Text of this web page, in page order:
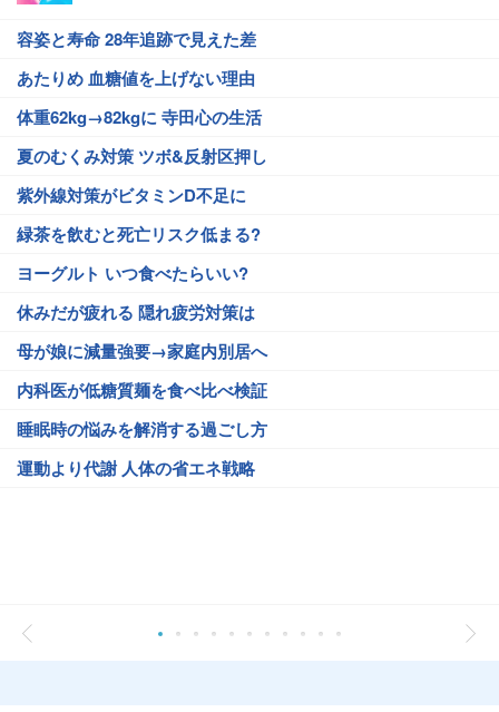
容姿と寿命 28年追跡で見えた差
あたりめ 血糖値を上げない理由
体重62kg→82kgに 寺田心の生活
夏のむくみ対策 ツボ&反射区押し
紫外線対策がビタミンD不足に
緑茶を飲むと死亡リスク低まる?
ヨーグルト いつ食べたらいい?
休みだが疲れる 隠れ疲労対策は
母が娘に減量強要→家庭内別居へ
内科医が低糖質麺を食べ比べ検証
睡眠時の悩みを解消する過ごし方
運動より代謝 人体の省エネ戦略